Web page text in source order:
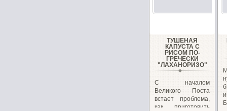
ТУШЕНАЯ
КАПУСТА С
РИСОМ ПО-
ГРЕЧЕСКИ
"ЛАХАНОРИЗО"
С началом
Великого Поста
встает проблема,
как приготовить